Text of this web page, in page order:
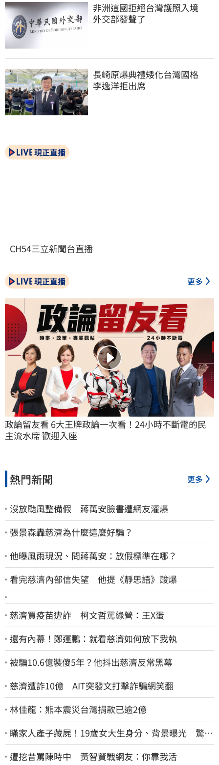
非洲這國拒絕台灣護照入境
外交部發聲了
長崎原爆典禮矮化台灣國格
李逸洋拒出席
現正直播
CH54三立新聞台直播
現正直播 更多
政論留友看 6大王牌政論一次看！24小時不斷電的民
主流水席 歡迎入座
熱門新聞 更多
沒放颱風整備假 蔣萬安臉書遭網友灌爆
張景森轟慈濟為什麼這麼好騙？
他曝風雨現況、問蔣萬安：放假標準在哪？
看完慈濟內部信失望 他提《靜思語》酸爆
慈濟買疫苗遭詐 柯文哲罵綠營：王X蛋
還有內幕！鄭運鵬：就看慈濟如何放下我執
被騙10.6億裝傻5年？他抖出慈濟反常黑幕
慈濟遭詐10億 AIT突發文打擊詐騙網笑翻
林佳龍：熊本震災台灣捐款已逾2億
瞞家人產子藏屍！19歲女大生身分、背景曝光 驚見
「產檢紀錄全空白」
遭挖昔罵陳時中 黃智賢戰網友：你靠我活